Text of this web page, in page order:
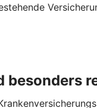
besonders